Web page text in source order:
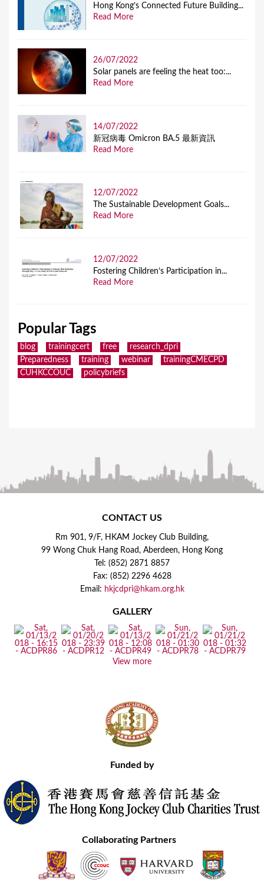
Hong Kong’s Connected Future Building...
Read More
26/07/2022
Solar panels are feeling the heat too:...
Read More
14/07/2022
新冠病毒 Omicron BA.5 最新資訊
Read More
12/07/2022
The Sustainable Development Goals...
Read More
12/07/2022
Fostering Children’s Participation in...
Read More
Popular Tags
blog trainingcert free
research_dpri
Preparedness
training webinar
trainingCMECPD
CUHKCCOUC
policybriefs
CONTACT US
Rm 901, 9/F, HKAM Jockey Club Building,
99 Wong Chuk Hang Road, Aberdeen, Hong Kong
Tel: (852) 2871 8857
Fax: (852) 2296 4628
Email: hkjcdpri@hkam.org.hk
GALLERY
View more
Funded by
Collaborating Partners